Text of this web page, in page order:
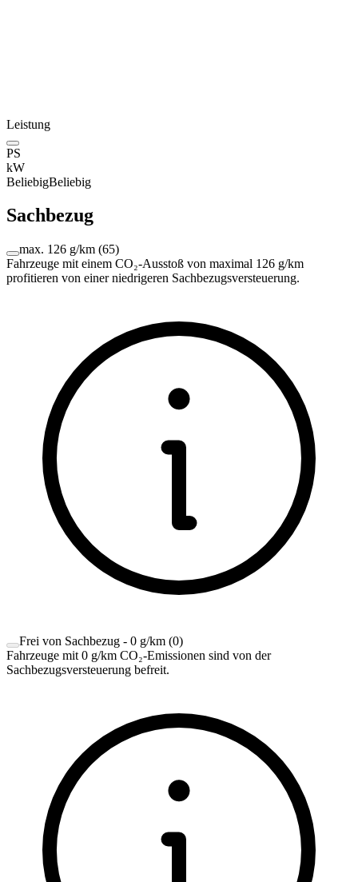
Leistung
PS
kW
BeliebigBeliebig
Sachbezug
max. 126 g/km (65)
Fahrzeuge mit einem CO₂-Ausstoß von maximal 126 g/km
profitieren von einer niedrigeren Sachbezugsversteuerung.
Frei von Sachbezug - 0 g/km (0)
Fahrzeuge mit 0 g/km CO₂-Emissionen sind von der
Sachbezugsversteuerung befreit.